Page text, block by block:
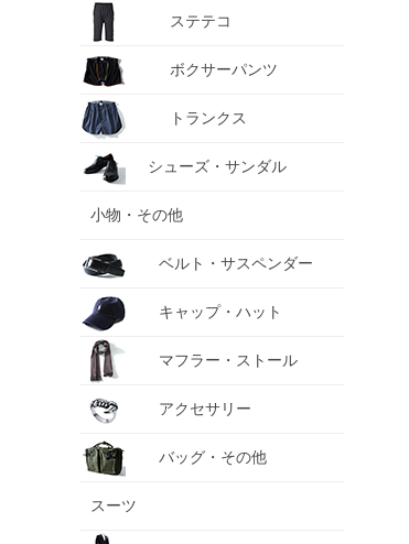
ステテコ
ボクサーパンツ
トランクス
シューズ・サンダル
小物・その他
ベルト・サスペンダー
キャップ・ハット
マフラー・ストール
アクセサリー
バッグ・その他
スーツ